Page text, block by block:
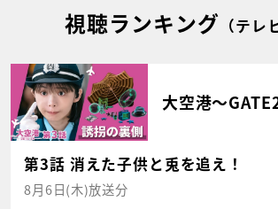
視聴ランキング （テレ
大空港～
第3話 消えた子供と兎を追え！
8月6日(木)放送分